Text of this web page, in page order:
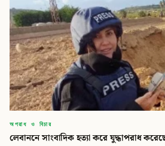
অপরাধ ও বিচার
লেবাননে সাংবাদিক হত্যা করে যুদ্ধাপরাধ